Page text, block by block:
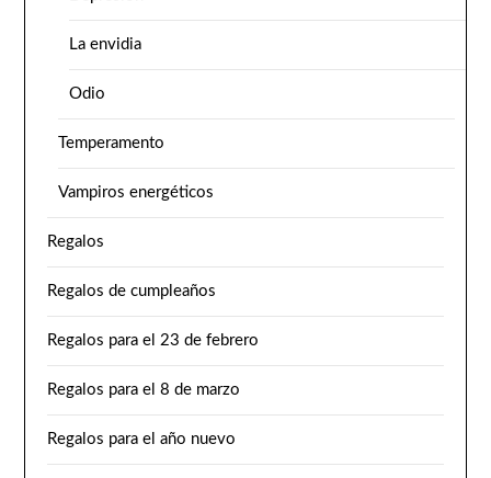
La envidia
Odio
Temperamento
Vampiros energéticos
Regalos
Regalos de cumpleaños
Regalos para el 23 de febrero
Regalos para el 8 de marzo
Regalos para el año nuevo